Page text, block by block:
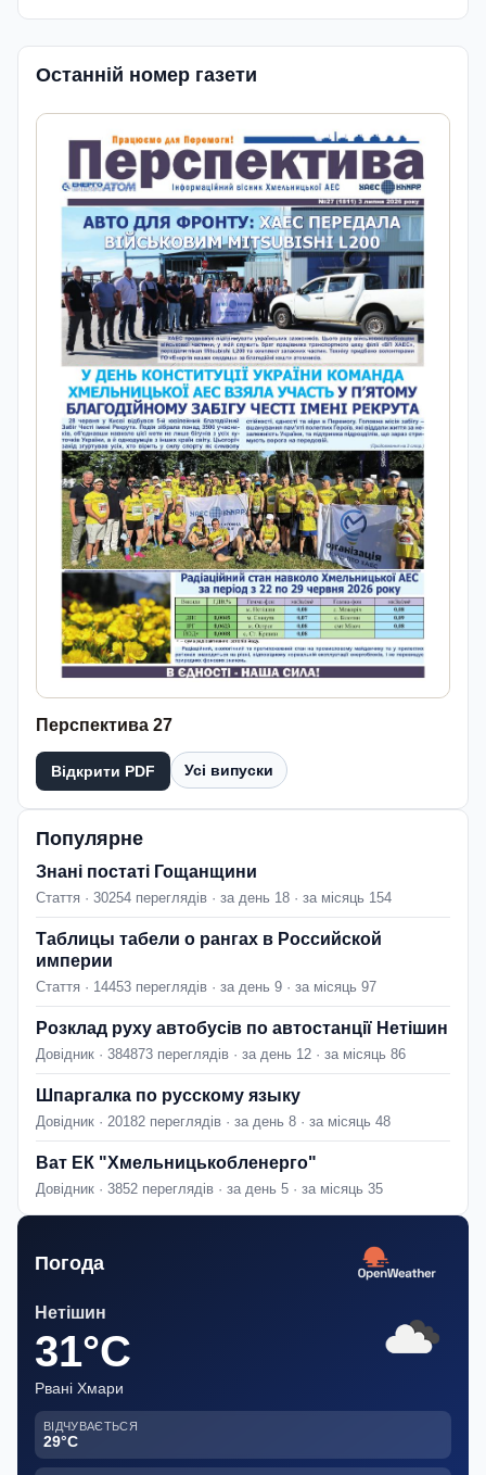
Останній номер газети
Перспектива 27
Відкрити PDF Усі випуски
Популярне
Знані постаті Гощанщини
Стаття · 30254 переглядів · за день 18 · за місяць 154
Таблицы табели о рангах в Российской
империи
Стаття · 14453 переглядів · за день 9 · за місяць 97
Розклад руху автобусів по автостанції Нетішин
Довідник · 384873 переглядів · за день 12 · за місяць 86
Шпаргалка по русскому языку
Довідник · 20182 переглядів · за день 8 · за місяць 48
Ват ЕК "Хмельницькобленерго"
Довідник · 3852 переглядів · за день 5 · за місяць 35
Погода
Нетішин
31°C
Рвані Хмари
ВІДЧУВАЄТЬСЯ
29°C